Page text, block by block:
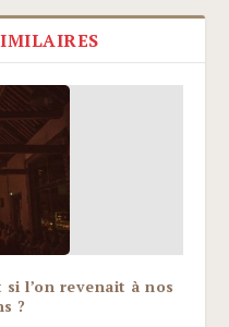
l’on revenait à nos
?